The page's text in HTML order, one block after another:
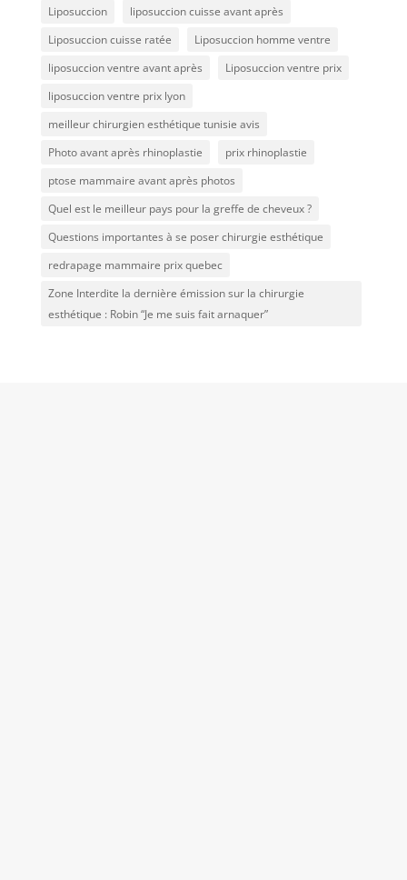
Liposuccion
liposuccion cuisse avant après
Liposuccion cuisse ratée
Liposuccion homme ventre
liposuccion ventre avant après
Liposuccion ventre prix
liposuccion ventre prix lyon
meilleur chirurgien esthétique tunisie avis
Photo avant après rhinoplastie
prix rhinoplastie
ptose mammaire avant après photos
Quel est le meilleur pays pour la greffe de cheveux ?
Questions importantes à se poser chirurgie esthétique
redrapage mammaire prix quebec
Zone Interdite la dernière émission sur la chirurgie
esthétique : Robin “Je me suis fait arnaquer”